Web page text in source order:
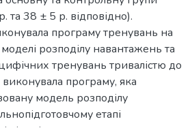
та 38 ± 5 р. відповідно).
програму тренувань на
моделі розподілу навантажень та
тренувань тривалістю до
програму, яка
модель розподілу
етапі